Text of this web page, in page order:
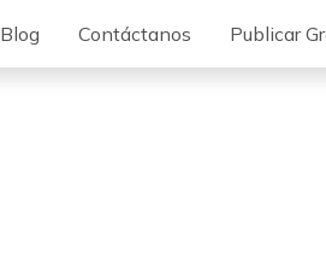
Blog Contáctanos Publicar